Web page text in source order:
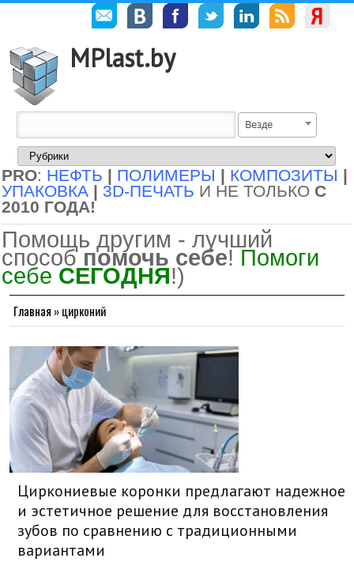
MPlast.by
Везде
PRO: НЕФТЬ | ПОЛИМЕРЫ | КОМПОЗИТЫ |
УПАКОВКА | 3D-ПЕЧАТЬ И НЕ ТОЛЬКО С
2010 ГОДА!
Помощь другим - лучший
способ помочь себе! Помоги
себе СЕГОДНЯ!)
Главная »цирконий
Циркониевые коронки предлагают надежное
и эстетичное решение для восстановления
зубов по сравнению с традиционными
вариантами